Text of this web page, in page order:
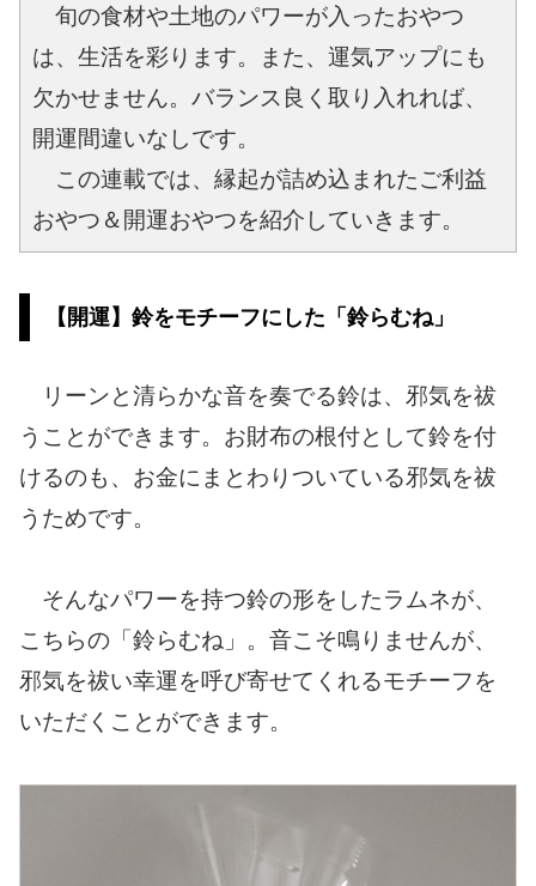
旬の食材や土地のパワーが入ったおやつ
は、生活を彩ります。また、運気アップにも
欠かせません。バランス良く取り入れれば、
開運間違いなしです。
この連載では、縁起が詰め込まれたご利益
おやつ＆開運おやつを紹介していきます。
【開運】鈴をモチーフにした「鈴らむね」
リーンと清らかな音を奏でる鈴は、邪気を祓
うことができます。お財布の根付として鈴を付
けるのも、お金にまとわりついている邪気を祓
うためです。
そんなパワーを持つ鈴の形をしたラムネが、
こちらの「鈴らむね」。音こそ鳴りませんが、
邪気を祓い幸運を呼び寄せてくれるモチーフを
いただくことができます。